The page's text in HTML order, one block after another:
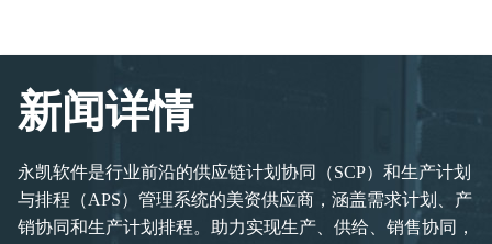
新闻详情
永凯软件是行业前沿的供应链计划协同（SCP）和生产计划
与排程（APS）管理系统的美资供应商，涵盖需求计划、产
销协同和生产计划排程。助力实现生产、供给、销售协同，